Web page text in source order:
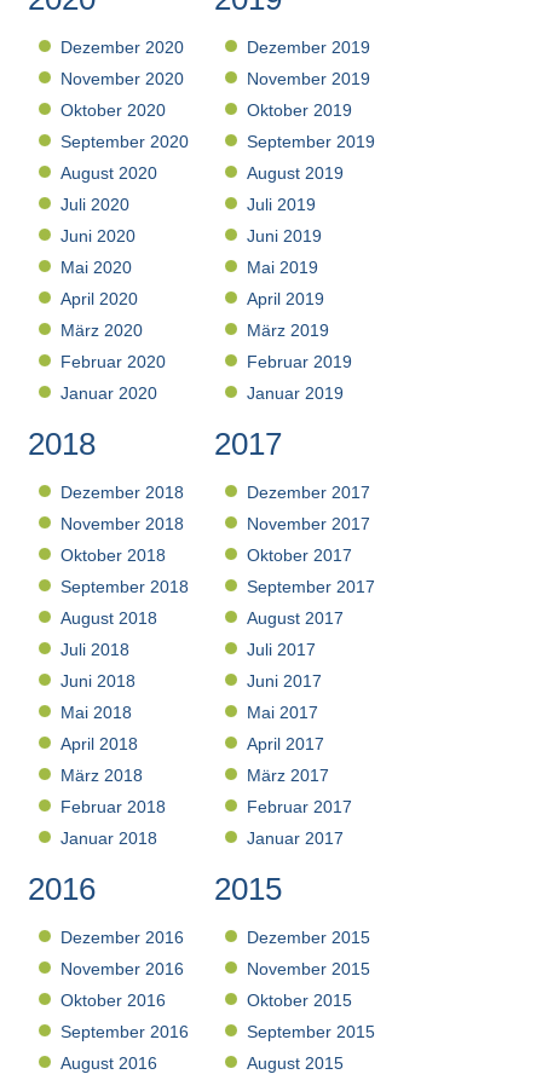
Dezember 2020
November 2020
Oktober 2020
September 2020
August 2020
Juli 2020
Juni 2020
Mai 2020
April 2020
März 2020
Februar 2020
Januar 2020
Dezember 2019
November 2019
Oktober 2019
September 2019
August 2019
Juli 2019
Juni 2019
Mai 2019
April 2019
März 2019
Februar 2019
Januar 2019
2018
Dezember 2018
November 2018
Oktober 2018
September 2018
August 2018
Juli 2018
Juni 2018
Mai 2018
April 2018
März 2018
Februar 2018
Januar 2018
2017
Dezember 2017
November 2017
Oktober 2017
September 2017
August 2017
Juli 2017
Juni 2017
Mai 2017
April 2017
März 2017
Februar 2017
Januar 2017
2016
Dezember 2016
November 2016
Oktober 2016
September 2016
August 2016
2015
Dezember 2015
November 2015
Oktober 2015
September 2015
August 2015